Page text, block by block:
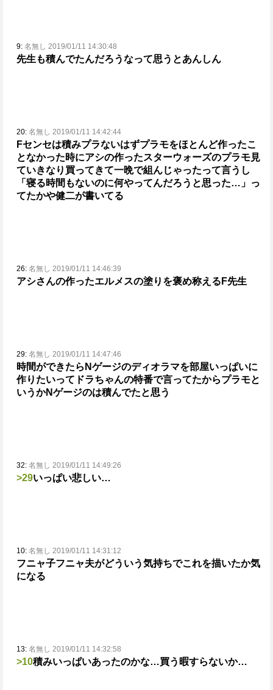
9: 名無し 2019/01/11 14:30:48
先生も積んでたんだろうなって思うとあんしん
20: 名無し 2019/01/11 14:42:44
Fセンセは積みプラないはずプラモをほとんど作ったこ
となかった時にアシの作ったスターウォーズのプラモ見
ていきなり買ってきて一晩で組んじゃったって言うし
「寝る時間もないのに何やってんだろうと思った…」っ
てたかや健二が書いてる
26: 名無し 2019/01/11 14:46:39
アシさんの作ったエルメスの塗りを褒め称えるF先生
29: 名無し 2019/01/11 14:47:46
時間ができたらNゲージのディオラマを部屋いっぱいに
作りたいってドラちゃんの特番で言ってたからプラモと
いうかNゲージのは積んでたと思う
32: 名無し 2019/01/11 14:49:26
>29いっぱい悲しい…
10: 名無し 2019/01/11 14:31:12
フニャ子フニャ夫がどういう気持ちでこれを描いたか気
になる
13: 名無し 2019/01/11 14:32:58
>10積みいっぱいあったのかな…買う暇すらないか…